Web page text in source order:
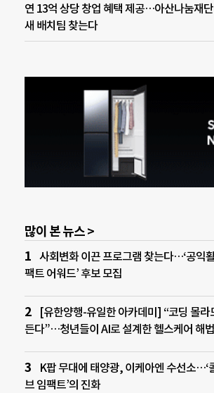
연 13억 상당 창업 혜택 제공…아산나눔재단
새 배치팀 찾는다
많이 본 뉴스 >
사회변화 이끈 프로그램 찾는다…‘공익
팩트 어워드’ 후보 모집
[유한양행-유일한 아카데미] “코딩 몰라
든다”…청년들이 AI로 설계한 헬스케어 해법
K팝 무대에 태양광, 이케아엔 수선소…‘
브 임팩트’의 진화